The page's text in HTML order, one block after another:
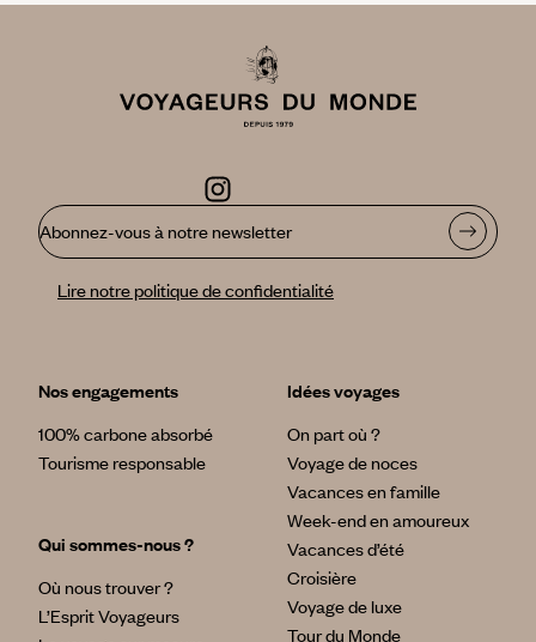
Abonnez-vous à notre newsletter
Lire notre politique de confidentialité
Nos engagements
100% carbone absorbé
Tourisme responsable
Qui sommes-nous ?
Où nous trouver ?
L’Esprit Voyageurs
Idées voyages
On part où ?
Voyage de noces
Vacances en famille
Week-end en amoureux
Vacances d’été
Croisière
Voyage de luxe
Tour du Monde